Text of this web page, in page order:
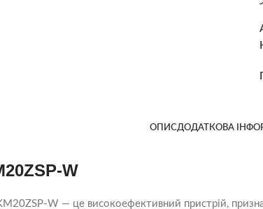
ОПИСДОДАТКОВА
W
W — це високоефективний пристрій,